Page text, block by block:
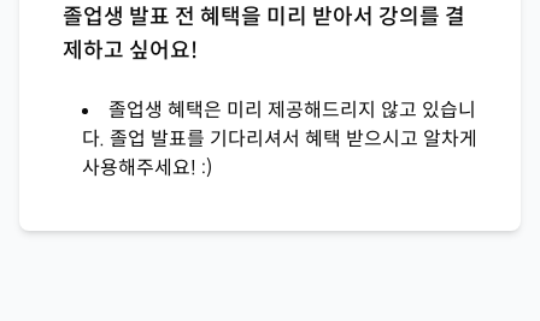
졸업생 발표 전 혜택을 미리 받아서 강의를 결
제하고 싶어요!
졸업생 혜택은 미리 제공해드리지 않고 있습니
다. 졸업 발표를 기다리셔서 혜택 받으시고 알차게
사용해주세요! :)